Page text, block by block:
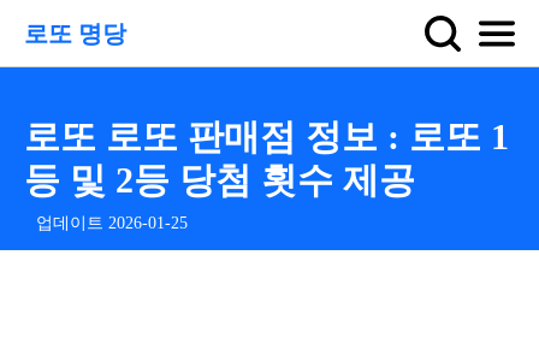
로또 명당
로또 로또 판매점 정보 : 로또 1
등 및 2등 당첨 횟수 제공
업데이트 2026-01-25